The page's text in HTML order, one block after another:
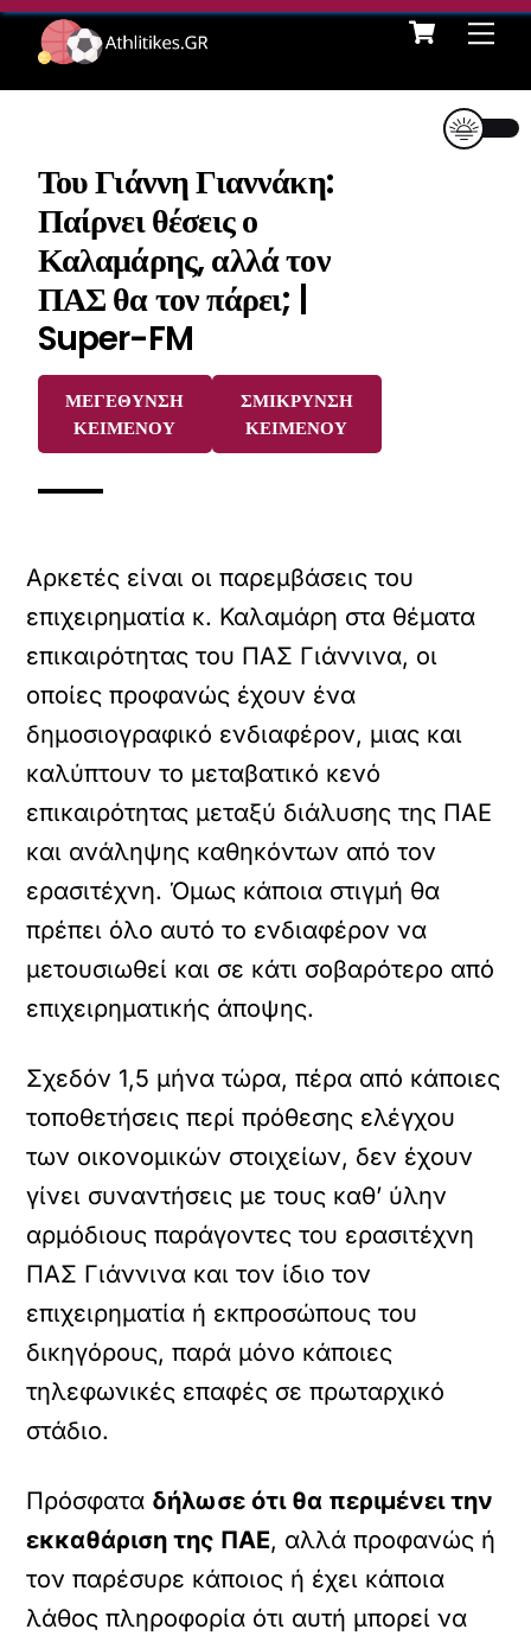
Skip
content
Cart
Του Γιάννη Γιαννάκη:
Παίρνει θέσεις ο
Καλαμάρης, αλλά τον
ΠΑΣ θα τον πάρει; |
Super-FM
ΜΕΓΕΘΥΝΣΗ
ΚΕΙΜΕΝΟΥ
ΣΜΙΚΡΥΝΣΗ
ΚΕΙΜΕΝΟΥ
Αρκετές είναι οι παρεμβάσεις του
επιχειρηματία κ. Καλαμάρη στα θέματα
επικαιρότητας του ΠΑΣ Γιάννινα, οι
οποίες προφανώς έχουν ένα
δημοσιογραφικό ενδιαφέρον, μιας και
καλύπτουν το μεταβατικό κενό
επικαιρότητας μεταξύ διάλυσης της ΠΑΕ
και ανάληψης καθηκόντων από τον
ερασιτέχνη. Όμως κάποια στιγμή θα
πρέπει όλο αυτό το ενδιαφέρον να
μετουσιωθεί και σε κάτι σοβαρότερο από
επιχειρηματικής άποψης.
Σχεδόν 1,5 μήνα τώρα, πέρα από κάποιες
τοποθετήσεις περί πρόθεσης ελέγχου
των οικονομικών στοιχείων, δεν έχουν
γίνει συναντήσεις με τους καθ’ ύλην
αρμόδιους παράγοντες του ερασιτέχνη
ΠΑΣ Γιάννινα και τον ίδιο τον
επιχειρηματία ή εκπροσώπους του
δικηγόρους, παρά μόνο κάποιες
τηλεφωνικές επαφές σε πρωταρχικό
στάδιο.
Πρόσφατα δήλωσε ότι θα περιμένει την
εκκαθάριση της ΠΑΕ, αλλά προφανώς ή
τον παρέσυρε κάποιος ή έχει κάποια
λάθος πληροφορία ότι αυτή μπορεί να